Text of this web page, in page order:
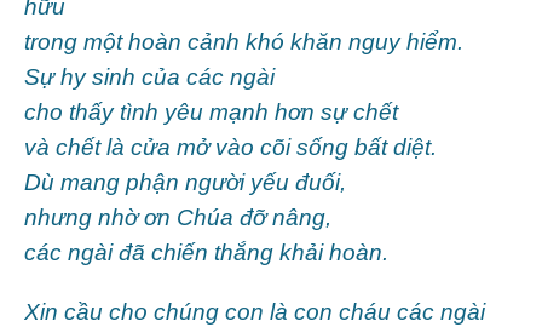
hữu
trong một hoàn cảnh khó khăn nguy hiểm.
Sự hy sinh của các ngài
cho thấy tình yêu mạnh hơn sự chết
và chết là cửa mở vào cõi sống bất diệt.
Dù mang phận người yếu đuối,
nhưng nhờ ơn Chúa đỡ nâng,
các ngài đã chiến thắng khải hoàn.
Xin cầu cho chúng con là con cháu các ngài